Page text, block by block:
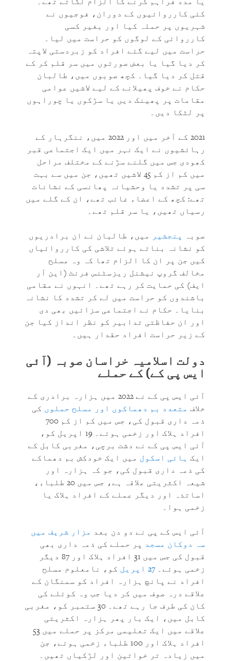
کئی کارروائیوں کے دوران، فوجیوں نے
شہریوں پر حملہ کیا اور بغیر کسی
کارروائی کے لوگوں کو حراست میں لیا۔
حراست میں لیے گئے افراد کو زبردستی لاپتہ
کر دیا گیا یا بعض صورتوں میں سر قلم کر کے
قتل کر دیا گیا۔ کچھ صوبوں میں، طالبان
حکام نے خوف پھیلانے کے لیے لاشیں عوامی
مقامات پر پھینک دیں یا سڑکوں یا چوراہوں
پر لٹکا دیں۔
2021 کے آخر میں اور 2022 میں، ننگرہار کے
رہائشیوں نے ایک نہر میں ایک اجتماعی قبر
کھودی جس میں گلنے سڑنے کے مختلف مراحل
میں کم از کم 45 لاشیں تھیں، جن میں سے بہت
سی پر تشدد یا وحشیانہ پھانسی کے نشانات
تھے: کچھ کے اعضاء غائب تھے، ان کے گلے میں
رسیاں تھیں، یا سر قلم تھے۔
صوبہ پنجشیر
میں، طالبان نے ان برادریوں
کو نشانہ بناتے ہوئے تلاشی کی کارروائیاں
کیں جن پر ان کا الزام تھا کہ وہ مسلح
مخالف گروپ نیشنل ریزسٹنس فرنٹ (این آر
ایف) کی حمایت کر رہے تھے۔ انہوں نے مقامی
باشندوں کو حراست میں لے کر تشدد کا نشانہ
بنایا۔ حکام نے اجتماعی سزائیں بھی دی
اور ان حفاظتی تدابیر کو نظر انداز کیا جن
کے زیر حراست افراد حقدار ہیں۔
دولت اسلامیہ خراسان صوبہ (آئی
ایس پی کے) کے حملے
آئی ایس پی کے نے 2022 میں ہزارہ برادری کے
خلاف متعدد بم دھماکوں اور مسلح حملوں کی
ذمہ داری قبول کی، جس میں کم از کم 700
افراد ہلاک اور زخمی ہوئے۔ 19 اپریل کو،
آئی ایس پی کے نے دشت برچی، مغربی کابل کے
ایک ہائی اسکول میں ایک خودکش بم دھماکے
کی ذمہ داری قبول کی، جو کہ ہزارہ اور
شیعہ اکثریتی علاقہ ہے، جس میں 20 طلباء،
اساتذہ اور دیگر عملے کے افراد ہلاک یا
زخمی ہوا۔
آئی ایس کے پی نے دو دن بعد مزار شریف میں
سہ دوکان مسجد پر حملے کی ذمہ داری بھی
قبول کی جس میں 31 افراد ہلاک اور 87 دیگر
زخمی ہوئے۔
کو، نامعلوم مسلح
افراد نے پانچ ہزارہ افراد کو سمنگان کے
علاقے درہ صوف میں کر دیا جب وہ کوئلے کی
کان کی طرف جا رہے تھے۔ 30 ستمبر کو، مغربی
کابل میں، ایک بار پھر ہزارہ اکثریتی
علاقے میں ایک تعلیمی مرکز پر حملے میں 53
افراد ہلاک اور 100 طلباء زخمی ہوئے، جن
میں زیادہ تر خواتین اور لڑکیاں تھیں۔